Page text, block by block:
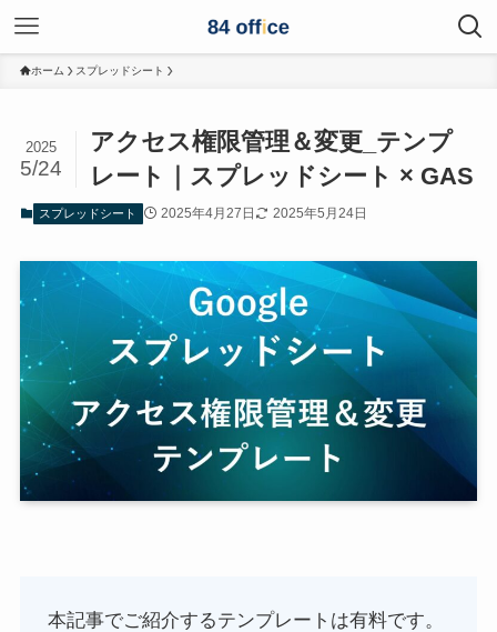
ホーム スプレッドシート
アクセス権限管理＆変更_テンプ
レート｜スプレッドシート × GAS
2025
5/24
スプレッドシート 2025年4月27日 2025年5月24日
本記事でご紹介するテンプレートは有料です。